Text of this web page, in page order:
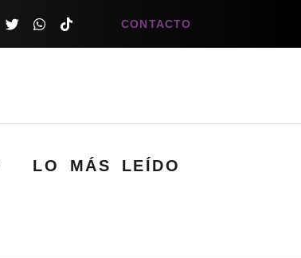
CONTACTO
LO MÁS LEÍDO